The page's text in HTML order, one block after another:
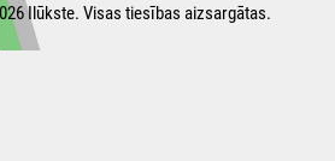
Ilūkste. Visas tiesības aizsargātas.